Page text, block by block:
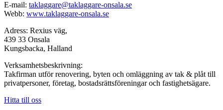
E-mail: taklaggare@taklaggare-onsala.se
Webb: www.taklaggare-onsala.se
Adress: Rexius väg,
439 33 Onsala
Kungsbacka, Halland
Verksamhetsbeskrivning:
Takfirman utför renovering, byten och omläggning av tak & plåt till
privatpersoner, företag, bostadsrättsföreningar och fastighetsägare.
Hitta till oss